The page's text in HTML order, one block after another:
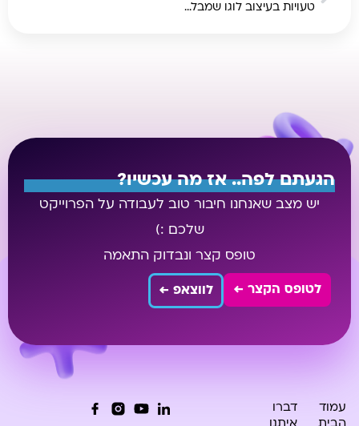
טעויות בעיצוב לוגו שמבלבלות ומבריחות לקוחות
הגעתם לפה.. אז מה עכשיו?
יש מצב שאנחנו חיבור טוב לעבודה על הפרוייקט
שלכם :)
טופס קצר ונבדוק התאמה
לטופס הקצר ← לווצאפ ←
עמוד
דברו